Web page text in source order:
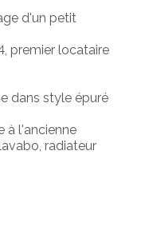
d'un petit
premier locataire
dans style épuré
à l'ancienne
radiateur